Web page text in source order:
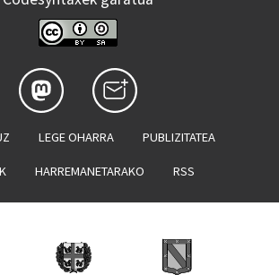
LEGE OHARRA PUBLIZITATEA
HARREMANETARAKO RSS